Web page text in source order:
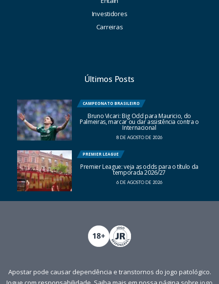
Investidores
Carreiras
Últimos Posts
CAMPEONATO BRASILEIRO
Bruno Vicari: Big Odd para Mauricio, do
Palmeiras, marcar ou dar assistência contra o
Internacional
8 DE AGOSTO DE 2026
PREMIER LEAGUE
Premier League: veja as odds para o título da
temporada 2026/27
6 DE AGOSTO DE 2026
Apostar pode causar dependência e transtornos do jogo patológico.